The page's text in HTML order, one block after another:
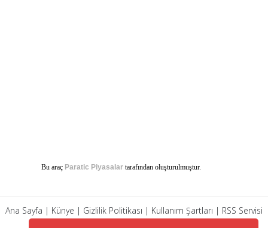
Bu araç Paratic Piyasalar tarafından oluşturulmuştur.
Ana Sayfa | Künye | Gizlilik Politikası | Kullanım Şartları | RSS Servisi